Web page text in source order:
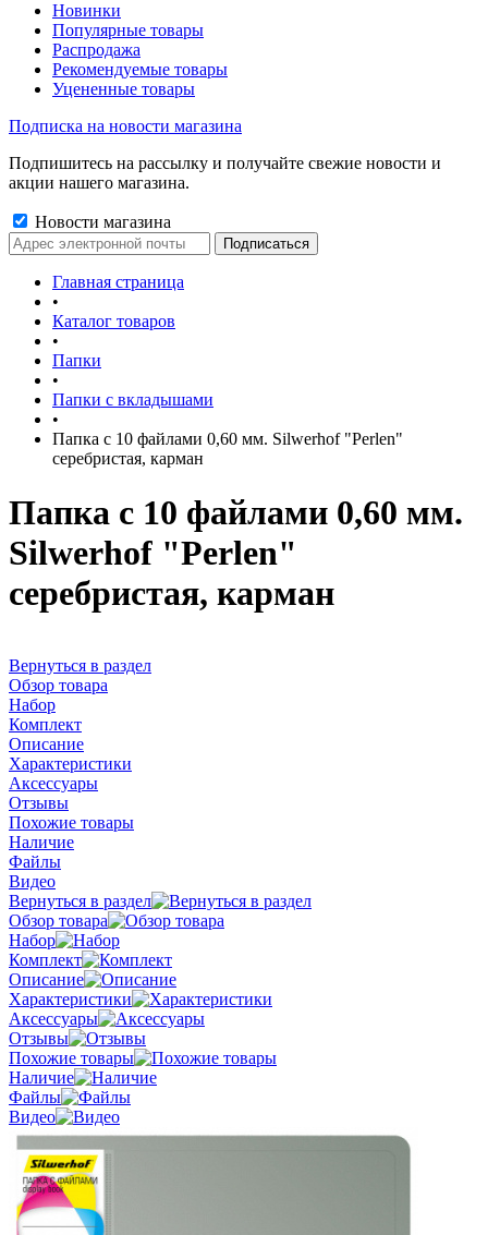
Новинки
Популярные товары
Распродажа
Рекомендуемые товары
Уцененные товары
Подписка на новости магазина
Подпишитесь на рассылку и получайте свежие новости и
акции нашего магазина.
Новости магазина
Главная страница
•
Каталог товаров
•
Папки
•
Папки с вкладышами
•
Папка с 10 файлами 0,60 мм. Silwerhof "Perlen"
серебристая, карман
Папка с 10 файлами 0,60 мм.
Silwerhof "Perlen"
серебристая, карман
Вернуться в раздел
Обзор товара
Набор
Комплект
Описание
Характеристики
Аксессуары
Отзывы
Похожие товары
Наличие
Файлы
Видео
Вернуться в раздел
Обзор товара
Набор
Комплект
Описание
Характеристики
Аксессуары
Отзывы
Похожие товары
Наличие
Файлы
Видео